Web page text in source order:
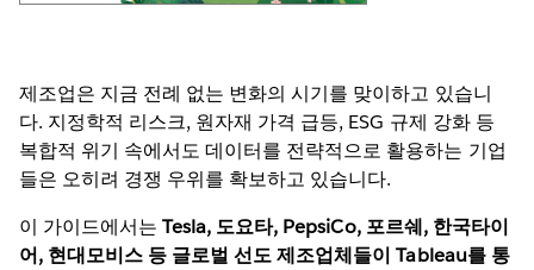
제조업은 지금 전례 없는 변화의 시기를 맞이하고 있습니
다. 지정학적 리스크, 원자재 가격 급등, ESG 규제 강화 등
복합적 위기 속에서도 데이터를 전략적으로 활용하는 기업
들은 오히려 경쟁 우위를 확보하고 있습니다.
이 가이드에서는Tesla, 도요타, PepsiCo, 포르쉐, 한국타이
어, 현대모비스 등 글로벌 선도 제조업체들이 Tableau를 통